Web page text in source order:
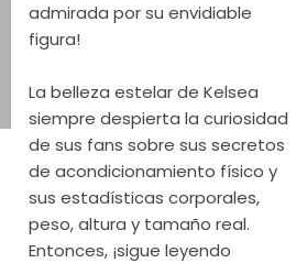
admirada por su envidiable
figura!
La belleza estelar de Kelsea
siempre despierta la curiosidad
de sus fans sobre sus secretos
de acondicionamiento físico y
sus estadísticas corporales,
peso, altura y tamaño real.
Entonces, ¡sigue leyendo